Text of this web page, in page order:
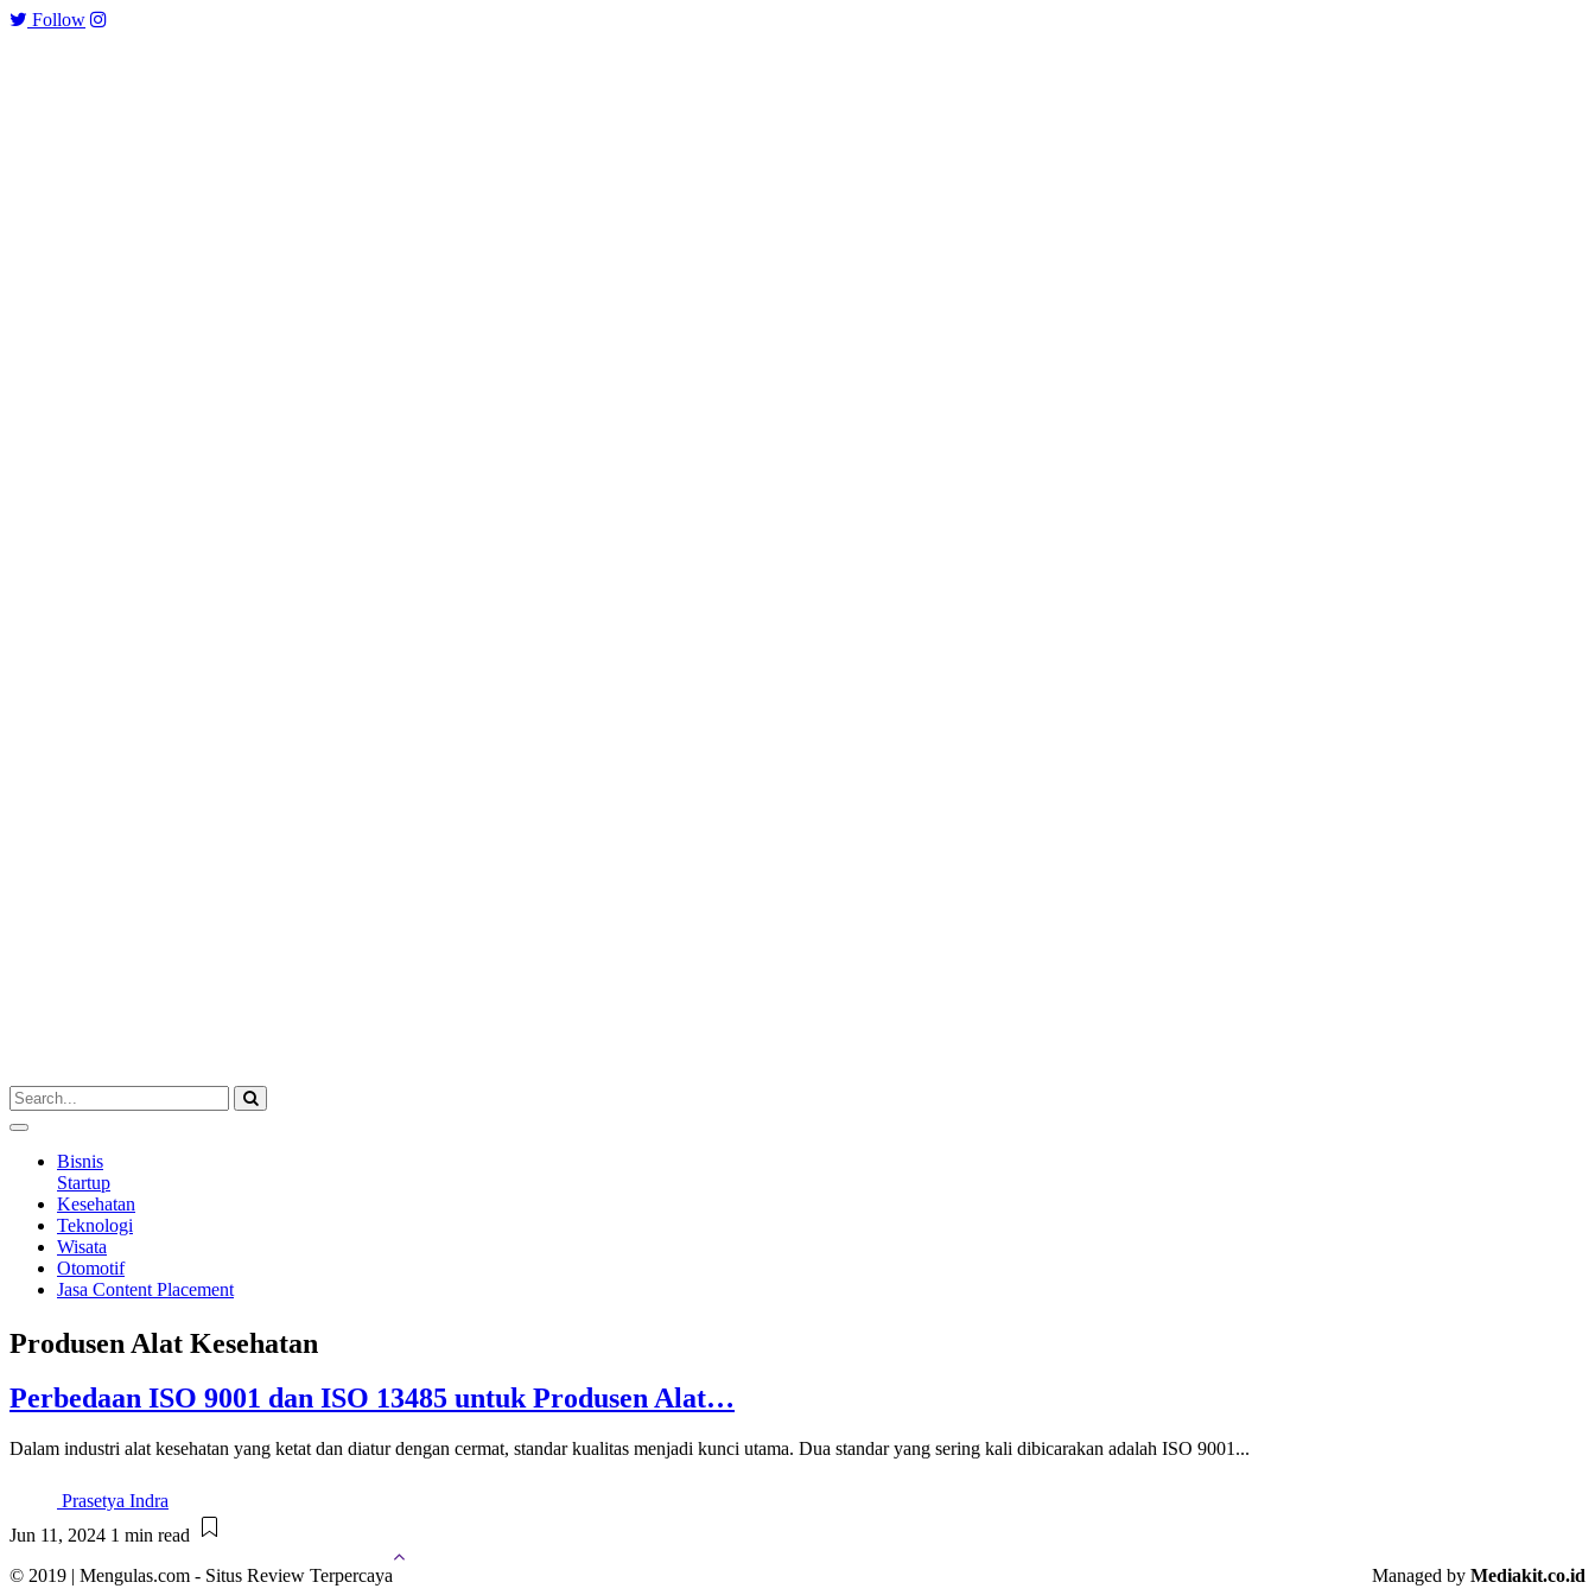
Follow
Bisnis
Startup
Kesehatan
Teknologi
Wisata
Otomotif
Jasa Content Placement
Produsen Alat Kesehatan
Perbedaan ISO 9001 dan ISO 13485 untuk Produsen Alat…
Dalam industri alat kesehatan yang ketat dan diatur dengan cermat, standar kualitas menjadi kunci utama. Dua standar yang sering kali dibicarakan adalah ISO 9001...
Prasetya Indra
Jun 11, 2024 1 min read
© 2019 | Mengulas.com - Situs Review Terpercaya
Managed by Mediakit.co.id